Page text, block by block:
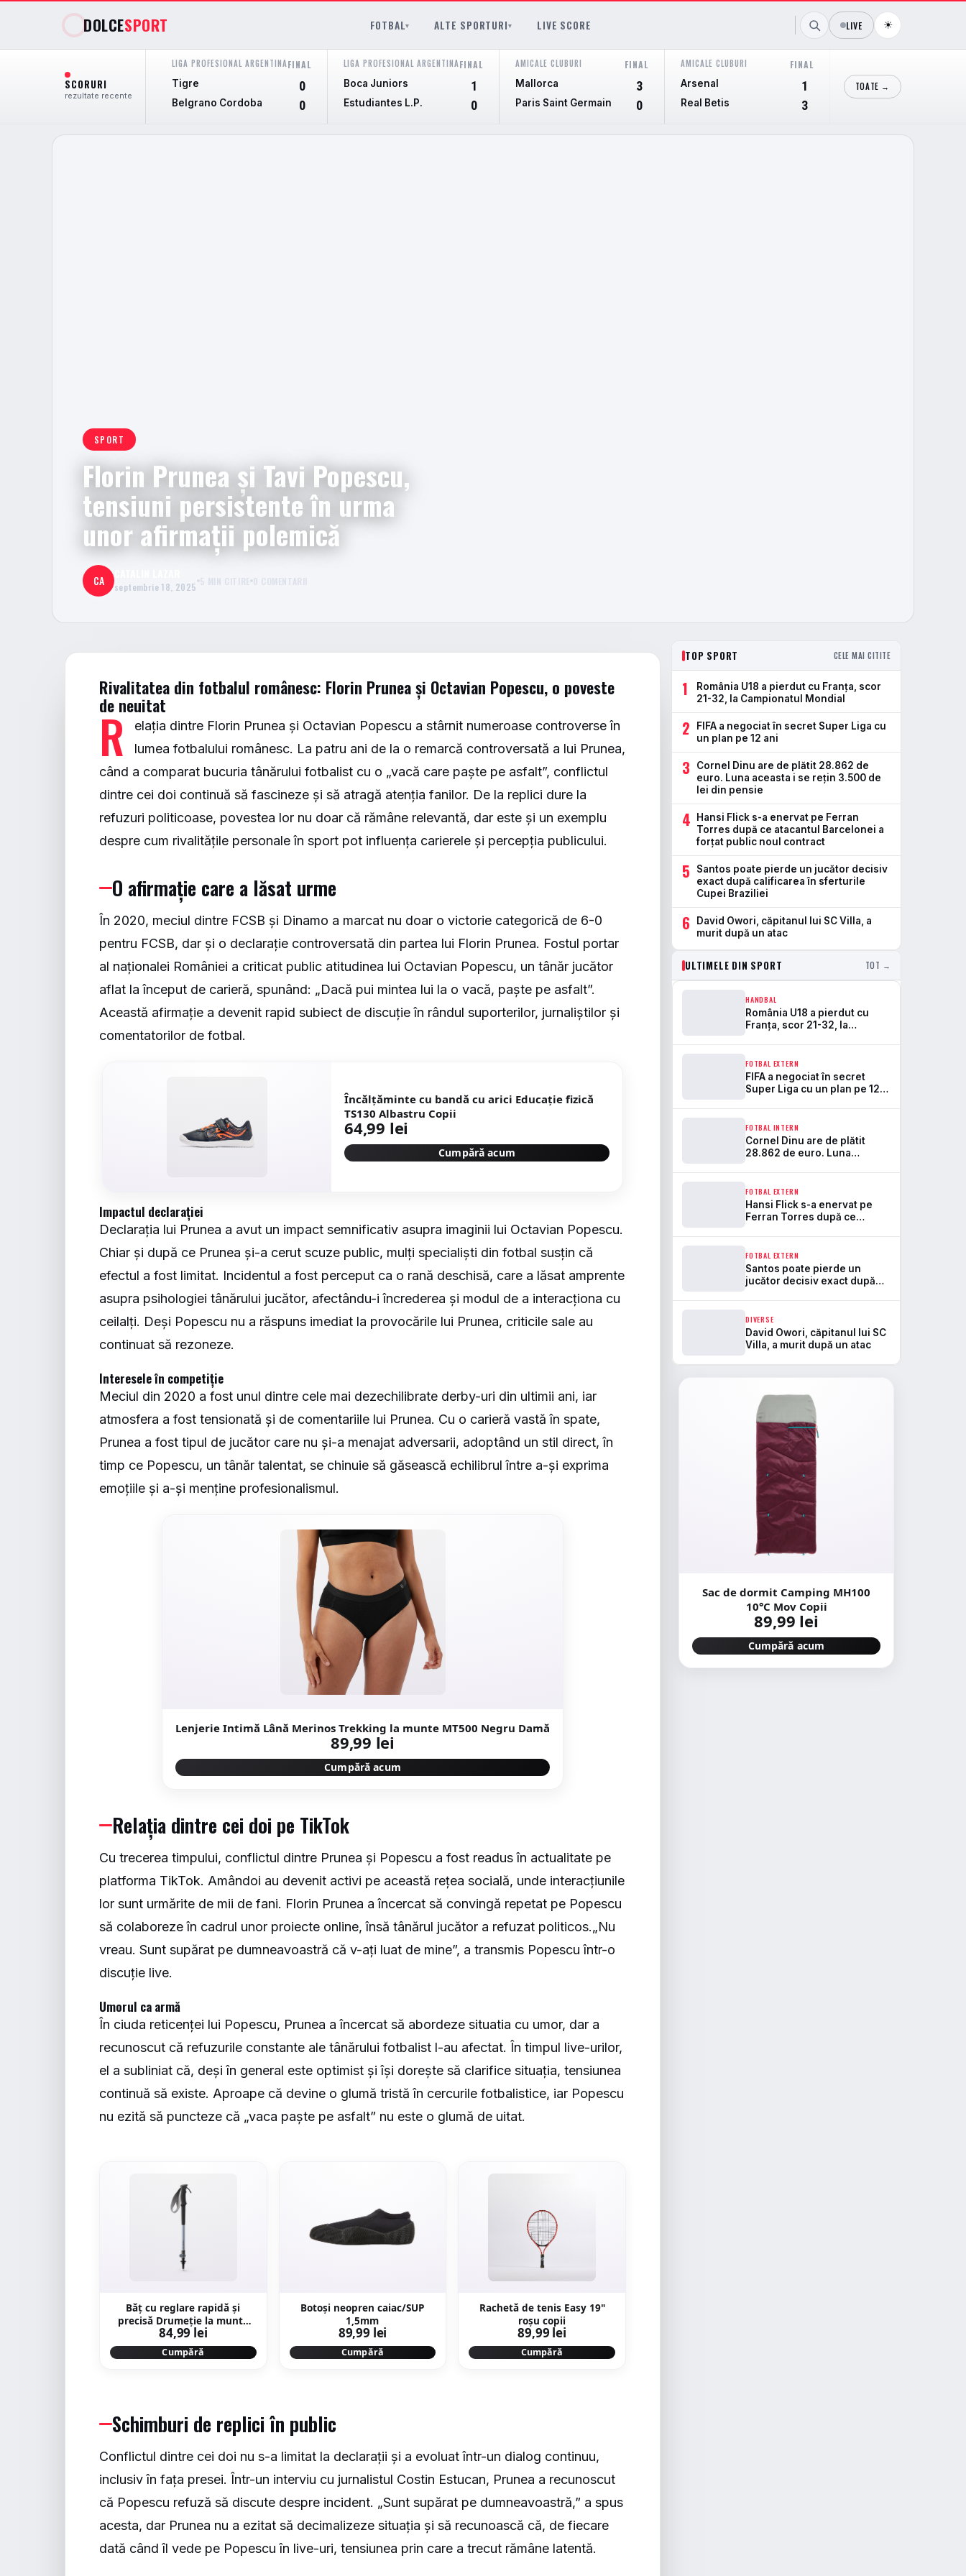
DOLCESPORT FOTBAL▾ ALTE SPORTURI▾ LIVE SCORE LIVE ☀
SCORURI
rezultate recente
LIGA PROFESIONAL ARGENTINAFINAL
Tigre 0
Belgrano Cordoba 0
LIGA PROFESIONAL ARGENTINAFINAL
Boca Juniors 1
Estudiantes L.P. 0
AMICALE CLUBURI FINAL
Mallorca 3
Paris Saint Germain 0
AMICALE CLUBURI FINAL
Arsenal 1
Real Betis 3
Cieza
TOATE →
SPORT
Florin Prunea și Tavi Popescu,
tensiuni persistente în urma
unor afirmații polemică
CA septembrie 18, 2025 5 MIN CITIRE 0 COMENTARII
Rivalitatea din fotbalul românesc: Florin Prunea și Octavian Popescu, o poveste
de neuitat
R
elația dintre Florin Prunea și Octavian Popescu a stârnit numeroase controverse în
lumea fotbalului românesc. La patru ani de la o remarcă controversată a lui Prunea,
când a comparat bucuria tânărului fotbalist cu o „vacă care paște pe asfalt”, conflictul
dintre cei doi continuă să fascineze și să atragă atenția fanilor. De la replici dure la
refuzuri politicoase, povestea lor nu doar că rămâne relevantă, dar este și un exemplu
despre cum rivalitățile personale în sport pot influența carierele și percepția publicului.
O afirmație care a lăsat urme
În 2020, meciul dintre FCSB și Dinamo a marcat nu doar o victorie categorică de 6-0
pentru FCSB, dar și o declarație controversată din partea lui Florin Prunea. Fostul portar
al naționalei României a criticat public atitudinea lui Octavian Popescu, un tânăr jucător
aflat la început de carieră, spunând: „Dacă pui mintea lui la o vacă, paște pe asfalt”.
Această afirmație a devenit rapid subiect de discuție în rândul suporterilor, jurnaliștilor și
comentatorilor de fotbal.
Încălțăminte cu bandă cu arici Educație fizică
TS130 Albastru Copii
64,99 lei
Cumpără acum
Impactul declarației
Declarația lui Prunea a avut un impact semnificativ asupra imaginii lui Octavian Popescu.
Chiar și după ce Prunea și-a cerut scuze public, mulți specialiști din fotbal susțin că
efectul a fost limitat. Incidentul a fost perceput ca o rană deschisă, care a lăsat amprente
asupra psihologiei tânărului jucător, afectându-i încrederea și modul de a interacționa cu
ceilalți. Deși Popescu nu a răspuns imediat la provocările lui Prunea, criticile sale au
continuat să rezoneze.
Interesele în competiție
Meciul din 2020 a fost unul dintre cele mai dezechilibrate derby-uri din ultimii ani, iar
atmosfera a fost tensionată și de comentariile lui Prunea. Cu o carieră vastă în spate,
Prunea a fost tipul de jucător care nu și-a menajat adversarii, adoptând un stil direct, în
timp ce Popescu, un tânăr talentat, se chinuie să găsească echilibrul între a-și exprima
emoțiile și a-și menține profesionalismul.
Lenjerie Intimă Lână Merinos Trekking la munte MT500 Negru Damă
89,99 lei
Cumpără acum
Relația dintre cei doi pe TikTok
Cu trecerea timpului, conflictul dintre Prunea și Popescu a fost readus în actualitate pe
platforma TikTok. Amândoi au devenit activi pe această rețea socială, unde interacțiunile
lor sunt urmărite de mii de fani. Florin Prunea a încercat să convingă repetat pe Popescu
să colaboreze în cadrul unor proiecte online, însă tânărul jucător a refuzat politicos.„Nu
vreau. Sunt supărat pe dumneavoastră că v-ați luat de mine”, a transmis Popescu într-o
discuție live.
Umorul ca armă
În ciuda reticenței lui Popescu, Prunea a încercat să abordeze situatia cu umor, dar a
recunoscut că refuzurile constante ale tânărului fotbalist l-au afectat. În timpul live-urilor,
el a subliniat că, deși în general este optimist și își dorește să clarifice situația, tensiunea
continuă să existe. Aproape că devine o glumă tristă în cercurile fotbalistice, iar Popescu
nu ezită să puncteze că „vaca paște pe asfalt” nu este o glumă de uitat.
Băț cu reglare rapidă și
precisă Drumeție la munte
MT500 Gri
84,99 lei
Cumpără
Botoși neopren caiac/SUP
1,5mm
89,99 lei
Cumpără
Rachetă de tenis Easy 19"
roșu copii
89,99 lei
Cumpără
Schimburi de replici în public
Conflictul dintre cei doi nu s-a limitat la declarații și a evoluat într-un dialog continuu,
inclusiv în fața presei. Într-un interviu cu jurnalistul Costin Estucan, Prunea a recunoscut
că Popescu refuză să discute despre incident. „Sunt supărat pe dumneavoastră,” a spus
acesta, dar Prunea nu a ezitat să decimalizeze situația și să recunoască că, de fiecare
dată când îl vede pe Popescu în live-uri, tensiunea prin care a trecut rămâne latentă.
TOP SPORT CELE MAI CITITE
1
România U18 a pierdut cu Franța, scor
21-32, la Campionatul Mondial
2
FIFA a negociat în secret Super Liga cu
un plan pe 12 ani
3
Cornel Dinu are de plătit 28.862 de
euro. Luna aceasta i se rețin 3.500 de
lei din pensie
4
Hansi Flick s-a enervat pe Ferran
Torres după ce atacantul Barcelonei a
forțat public noul contract
5
Santos poate pierde un jucător decisiv
exact după calificarea în sferturile
Cupei Braziliei
6
David Owori, căpitanul lui SC Villa, a
murit după un atac
ULTIMELE DIN SPORT TOT →
HANDBAL
România U18 a pierdut cu
Franța, scor 21-32, la
FOTBAL EXTERN
FIFA a negociat în secret
Super Liga cu un plan pe 12
FOTBAL INTERN
Cornel Dinu are de plătit
28.862 de euro. Luna
din pensie
FOTBAL EXTERN
Hansi Flick s-a enervat pe
Ferran Torres după ce
public noul contract
FOTBAL EXTERN
Santos poate pierde un
jucător decisiv exact după
Braziliei
DIVERSE
David Owori, căpitanul lui SC
Villa, a murit după un atac
Sac de dormit Camping MH100
10°C Mov Copii
89,99 lei
Cumpără acum